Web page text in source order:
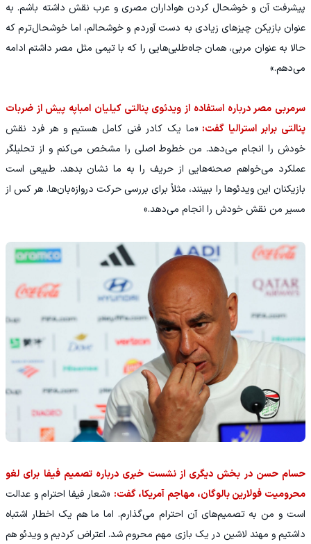
پیشرفت آن و خوشحال کردن هواداران مصری و عرب نقش داشته باشم. به
عنوان بازیکن چیزهای زیادی به دست آوردم و خوشحالم، اما خوشحال‌ترم که
حالا به عنوان مربی، همان جاه‌طلبی‌هایی را که با تیمی مثل مصر داشتم ادامه
می‌دهم.»
سرمربی مصر درباره استفاده از ویدئوی پنالتی کیلیان امباپه پیش از ضربات
پنالتی برابر استرالیا گفت: «ما یک کادر فنی کامل هستیم و هر فرد نقش
خودش را انجام می‌دهد. من خطوط اصلی را مشخص می‌کنم و از تحلیلگر
عملکرد می‌خواهم صحنه‌هایی از حریف را به ما نشان بدهد. طبیعی است
بازیکنان این ویدئوها را ببینند، مثلاً برای بررسی حرکت دروازه‌بان‌ها. هر کس از
مسیر من نقش خودش را انجام می‌دهد.»
حسام حسن در بخش دیگری از نشست خبری درباره تصمیم فیفا برای لغو
محرومیت فولارین بالوگان، مهاجم آمریکا، گفت: «شعار فیفا احترام و عدالت
است و من به تصمیم‌های آن احترام می‌گذارم. اما ما هم یک اخطار اشتباه
داشتیم و مهند لاشین در یک بازی مهم محروم شد. اعتراض کردیم و ویدئو هم